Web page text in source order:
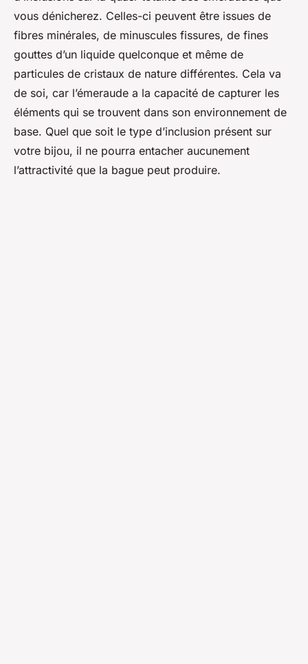
vous dénicherez. Celles-ci peuvent être issues de
fibres minérales, de minuscules fissures, de fines
gouttes d’un liquide quelconque et même de
particules de cristaux de nature différentes. Cela va
de soi, car l’émeraude a la capacité de capturer les
éléments qui se trouvent dans son environnement de
base. Quel que soit le type d’inclusion présent sur
votre bijou, il ne pourra entacher aucunement
l’attractivité que la bague peut produire.